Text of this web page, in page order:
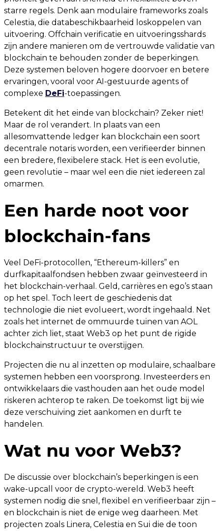
starre regels. Denk aan modulaire frameworks zoals
Celestia, die databeschikbaarheid loskoppelen van
uitvoering. Offchain verificatie en uitvoeringsshards
zijn andere manieren om de vertrouwde validatie van
blockchain te behouden zonder de beperkingen.
Deze systemen beloven hogere doorvoer en betere
ervaringen, vooral voor AI-gestuurde agents of
complexe DeFi-toepassingen.
Betekent dit het einde van blockchain? Zeker niet!
Maar de rol verandert. In plaats van een
allesomvattende ledger kan blockchain een soort
decentrale notaris worden, een verifieerder binnen
een bredere, flexibelere stack. Het is een evolutie,
geen revolutie – maar wel een die niet iedereen zal
omarmen.
Een harde noot voor
blockchain-fans
Veel DeFi-protocollen, “Ethereum-killers” en
durfkapitaalfondsen hebben zwaar geïnvesteerd in
het blockchain-verhaal. Geld, carrières en ego’s staan
op het spel. Toch leert de geschiedenis dat
technologie die niet evolueert, wordt ingehaald. Net
zoals het internet de ommuurde tuinen van AOL
achter zich liet, staat Web3 op het punt de rigide
blockchainstructuur te overstijgen.
Projecten die nu al inzetten op modulaire, schaalbare
systemen hebben een voorsprong. Investeerders en
ontwikkelaars die vasthouden aan het oude model
riskeren achterop te raken. De toekomst ligt bij wie
deze verschuiving ziet aankomen en durft te
handelen.
Wat nu voor Web3?
De discussie over blockchain’s beperkingen is een
wake-upcall voor de crypto-wereld. Web3 heeft
systemen nodig die snel, flexibel en verifieerbaar zijn –
en blockchain is niet de enige weg daarheen. Met
projecten zoals Linera, Celestia en Sui die de toon